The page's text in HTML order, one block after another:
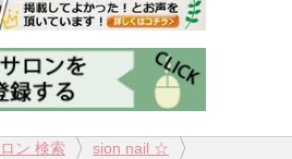
ン 検索
sion nail ☆